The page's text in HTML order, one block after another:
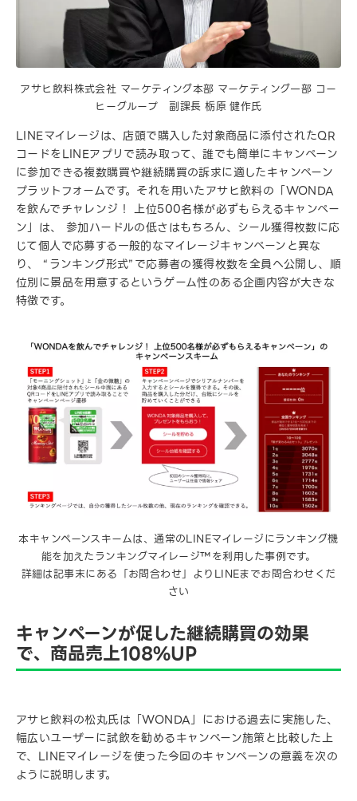
アサヒ飲料株式会社 マーケティング本部 マーケティング一部 コー
ヒーグループ 副課長 栃原 健作氏
LINEマイレージは、店頭で購入した対象商品に添付されたQR
コードをLINEアプリで読み取って、誰でも簡単にキャンペーン
に参加できる複数購買や継続購買の訴求に適したキャンペーン
プラットフォームです。それを用いたアサヒ飲料の「WONDA
を飲んでチャレンジ！ 上位500名様が必ずもらえるキャンペー
ン」は、 参加ハードルの低さはもちろん、シール獲得枚数に応
じて個人で応募する一般的なマイレージキャンペーンと異な
り、 “ランキング形式”で応募者の獲得枚数を全員へ公開し、順
位別に景品を用意するというゲーム性のある企画内容が大きな
特徴です。
本キャンペーンスキームは、通常のLINEマイレージにランキング機
能を加えたランキングマイレージ™を利用した事例です。
詳細は記事末にある「お問合わせ」よりLINEまでお問合わせくだ
さい
キャンペーンが促した継続購買の効果
で、商品売上108%UP
アサヒ飲料の松丸氏は「WONDA」における過去に実施した、
幅広いユーザーに試飲を勧めるキャンペーン施策と比較した上
で、LINEマイレージを使った今回のキャンペーンの意義を次の
ように説明します。